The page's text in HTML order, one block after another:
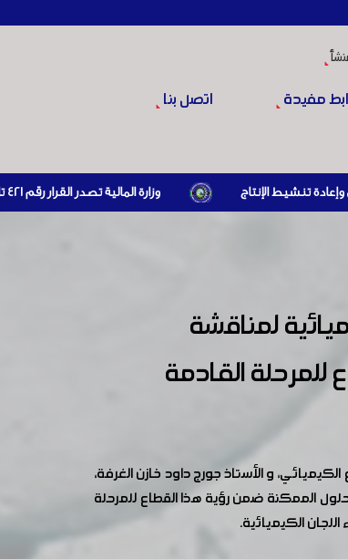
مفيدة اتصل بنا
وزارة المالية تصدر القرار رقم 421 تاريخ 24/3/2026 المتضمن الزام المستوردين بإبراز براءة ذمة مالية سارية صادرة عن الهيئة العامة للضرائب والرسوم أو مديرياتها عند القيام بعمليات الاستيراد
لمناقشة
القادمة
و الأستاذ جورج داود خازن الغرفة،
الممكنة ضمن رؤية هذا القطاع للمرحلة
الكيميائية.